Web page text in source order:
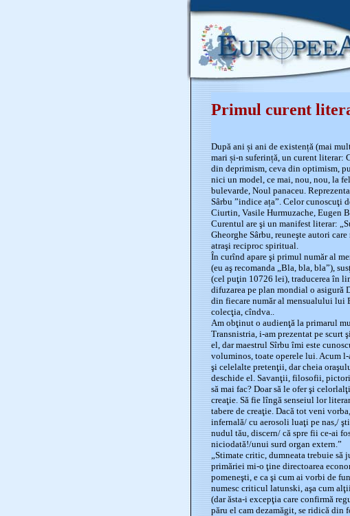
Primul curent
După ani și ani de existență (mai
mari și-n suferință, un curent literar:
din deprimism, ceva din optimism,
nici un model, ce mai, nou, nou, la
bulevarde, Noul panaceu.
Sârbu ”indice ața”. Celor cunoscuţi
Ciurtin, Vasile Hurmuzache, Eugen
Curentul are şi un manifest literar:
Gheorghe Sârbu, reuneşte autori
atraşi reciproc spiritual.
În curînd apare şi primul număr al
(eu aş recomanda „Bla, bla, bla”),
(cel puţin 10726 lei), traducerea în
difuzarea pe plan mondial o asigură
din fiecare număr al mensualului lui
colecţia, cîndva..
Am obţinut o audienţă la primarul
Transnistria, i-am prezentat pe scurt
el, dar maestrul Sîrbu îmi este
voluminos, toate operele lui. Acum
şi celelalte pretenţii, dar cheia
deschide el. Savanţii, filosofii,
să mai fac? Doar să le ofer şi
creaţie. Să fie lîngă senseiul lor
tabere de creaţie. Dacă tot veni
infernală/ cu aerosoli luaţi pe nas,/
nudul tău, discern/ că spre fii ce-ai
niciodată!/unui surd organ extern.”
„Stimate critic, dumneata trebuie să
primăriei mi-o ţine directoarea
pomeneşti, e ca şi cum ai vorbi de
numesc criticul latunski, aşa cum
(dar ăsta-i excepţia care confirmă
păru el cam dezamăgit, se ridică din